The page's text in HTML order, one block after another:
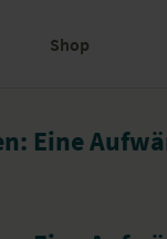
Shop
Eine